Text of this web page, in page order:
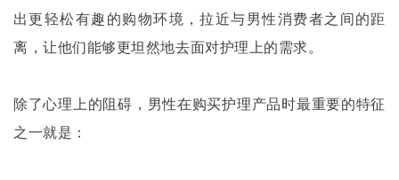
出更轻松有趣的购物环境，拉近与男性消费者之间的距
离，让他们能够更坦然地去面对护理上的需求。
除了心理上的阻碍，男性在购买护理产品时最重要的特征
之一就是：